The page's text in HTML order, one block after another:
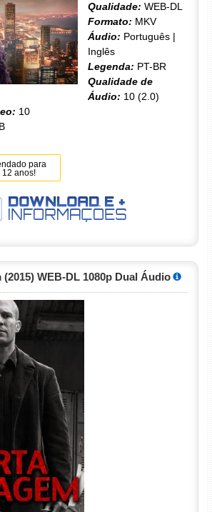
Qualidade: WEB-DL
Formato: MKV
Áudio: Português |
Inglês
Legenda: PT-BR
Qualidade de
Áudio: 10 (2.0)
10
para
12 anos!
(2015) WEB-DL 1080p Dual Áudio